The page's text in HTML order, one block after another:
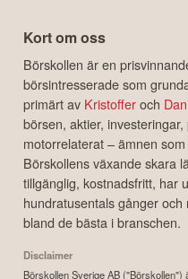
Kort om oss
Börskollen är en
börsintresserade som
primärt av Kristofferoch
börsen, aktier,
motorrelaterat – ämnen
Börskollens växande skara
tillgänglig, kostnadsfritt, har
hundratusentals gånger
bland de bästa i branschen.
Disclaimer
Börskollen Sverige AB